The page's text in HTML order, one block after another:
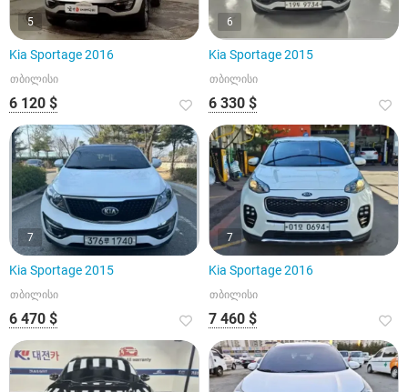
5
Kia Sportage 2016
თბილისი
6 120 $
6
Kia Sportage 2015
თბილისი
6 330 $
7
Kia Sportage 2015
თბილისი
6 470 $
7
Kia Sportage 2016
თბილისი
7 460 $